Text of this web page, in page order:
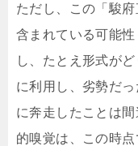
ただし、この「駿
含まれている可能
し、たとえ形式が
に利用し、劣勢だ
に奔走したことは
的嗅覚は、この時点